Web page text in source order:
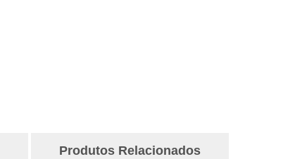
Produtos Relacionados